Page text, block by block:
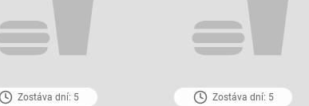
Zostáva dní: 5 Zostáva dní: 5